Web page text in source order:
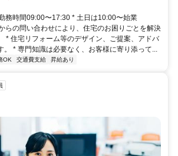
務時間09:00〜17:30 * 土日は10:00〜始業
らの問い合わせにより、住宅のお困りごとを解決
* 住宅リフォーム等のデザイン、ご提案、アドバ
。 * 専門知識は必要なく、お客様に寄り添って...
OK 交通費支給 昇給あり